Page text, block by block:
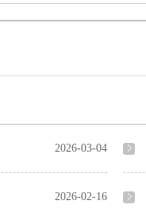
2026-03-04
2026-02-16